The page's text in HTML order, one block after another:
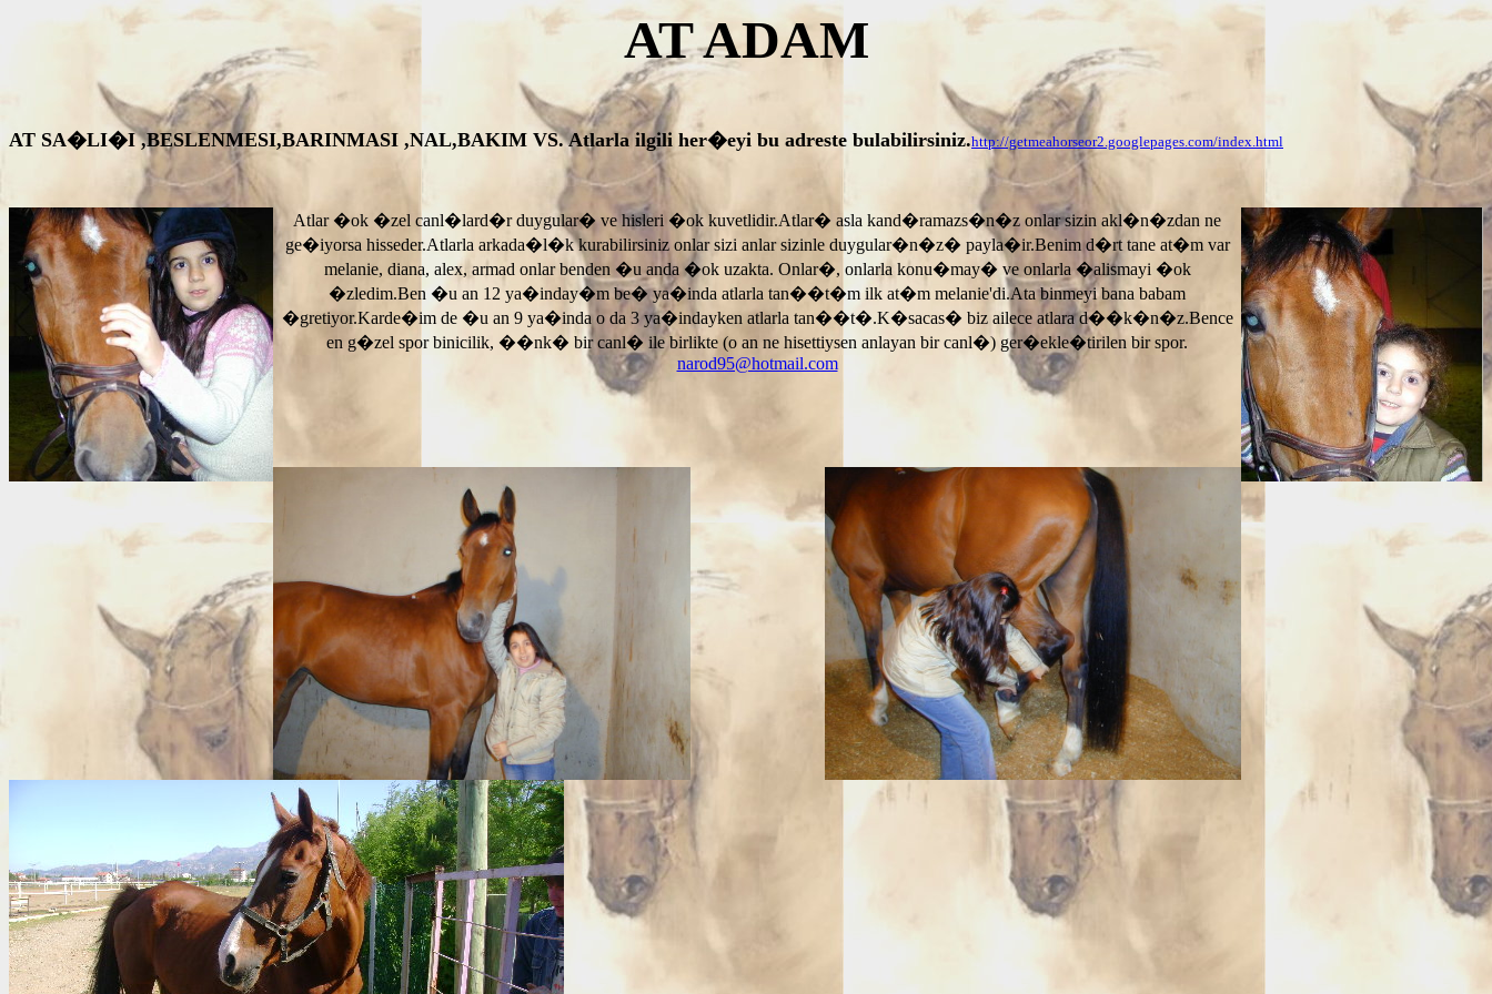
AT ADAM
AT SA�LI�I ,BESLENMESI,BARINMASI ,NAL,BAKIM VS. Atlarla ilgili her�eyi bu adreste bulabilirsiniz.http://getmeahorseor2.googlepages.com/index.html
Atlar �ok �zel canl�lard�r duygular� ve hisleri �ok kuvetlidir.Atlar� asla kand�ramazs�n�z onlar sizin akl�n�zdan ne
ge�iyorsa hisseder.Atlarla arkada�l�k kurabilirsiniz onlar sizi anlar sizinle duygular�n�z� payla�ir.Benim d�rt tane at�m var
melanie, diana, alex, armad onlar benden �u anda �ok uzakta. Onlar�, onlarla konu�may� ve onlarla �alismayi �ok
�zledim.Ben �u an 12 ya�inday�m be� ya�inda atlarla tan��t�m ilk at�m melanie'di.Ata binmeyi bana babam
�gretiyor.Karde�im de �u an 9 ya�inda o da 3 ya�indayken atlarla tan��t�.K�sacas� biz ailece atlara d��k�n�z.Bence
en g�zel spor binicilik, ��nk� bir canl� ile birlikte (o an ne hisettiysen anlayan bir canl�) ger�ekle�tirilen bir spor.
narod95@hotmail.com